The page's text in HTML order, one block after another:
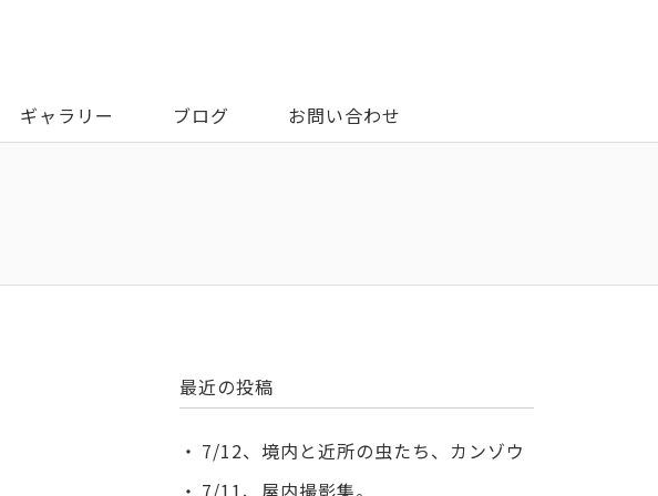
ギャラリー ブログ お問い合わせ
最近の投稿
7/12、境内と近所の虫たち、カンゾウ